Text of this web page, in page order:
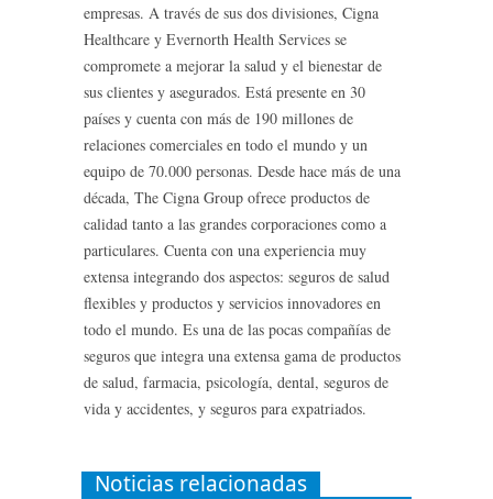
empresas. A través de sus dos divisiones, Cigna
Healthcare y Evernorth Health Services se
compromete a mejorar la salud y el bienestar de
sus clientes y asegurados. Está presente en 30
países y cuenta con más de 190 millones de
relaciones comerciales en todo el mundo y un
equipo de 70.000 personas. Desde hace más de una
década, The Cigna Group ofrece productos de
calidad tanto a las grandes corporaciones como a
particulares. Cuenta con una experiencia muy
extensa integrando dos aspectos: seguros de salud
flexibles y productos y servicios innovadores en
todo el mundo. Es una de las pocas compañías de
seguros que integra una extensa gama de productos
de salud, farmacia, psicología, dental, seguros de
vida y accidentes, y seguros para expatriados.
Noticias relacionadas